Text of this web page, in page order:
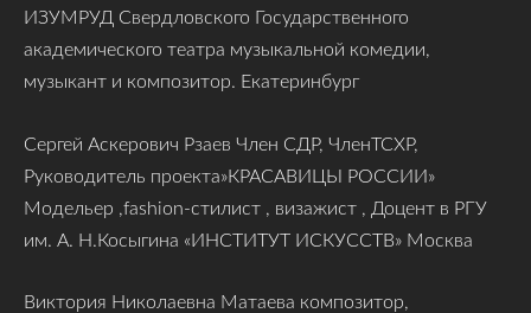
ИЗУМРУД Свердловского Государственного
академического театра музыкальной комедии,
музыкант и композитор. Екатеринбург
Сергей Аскерович Рзаев Член СДР, ЧленТСХР,
Руководитель проекта»КРАСАВИЦЫ РОССИИ»
Модельер ,fashion-стилист , визажист , Доцент в РГУ
им. А. Н.Косыгина «ИНСТИТУТ ИСКУССТВ» Москва
Виктория Николаевна Матаева композитор,